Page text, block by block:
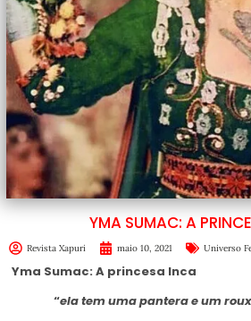
YMA SUMAC: A
Revista Xapuri maio 10, 2021 Universo
Yma Sumac: A princesa Inca
“ela tem uma pantera e um